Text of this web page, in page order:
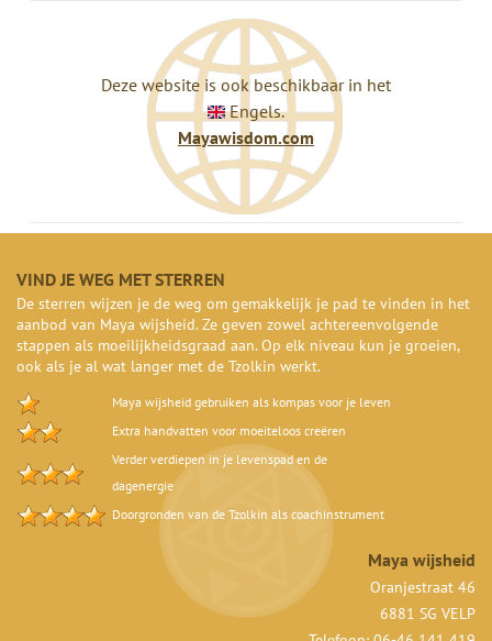
Deze website is ook beschikbaar in het
Engels.
Mayawisdom.com
VIND JE WEG MET STERREN
De sterren wijzen je de weg om gemakkelijk je pad te vinden in het
aanbod van Maya wijsheid. Ze geven zowel achtereenvolgende
stappen als moeilijkheidsgraad aan. Op elk niveau kun je groeien,
ook als je al wat langer met de Tzolkin werkt.
Maya wijsheid gebruiken als kompas voor je leven
Extra handvatten voor moeiteloos creëren
Verder verdiepen in je levenspad en de
dagenergie
Doorgronden van de Tzolkin als coachinstrument
Maya wijsheid
Oranjestraat 46
6881 SG VELP